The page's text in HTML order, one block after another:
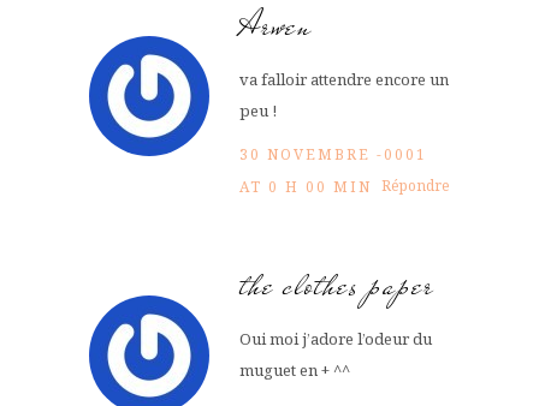
Arwen
va falloir attendre encore un
peu !
30 NOVEMBRE -0001
AT 0 H 00 MIN Répondre
the clothes paper
Oui moi j’adore l’odeur du
muguet en + ^^